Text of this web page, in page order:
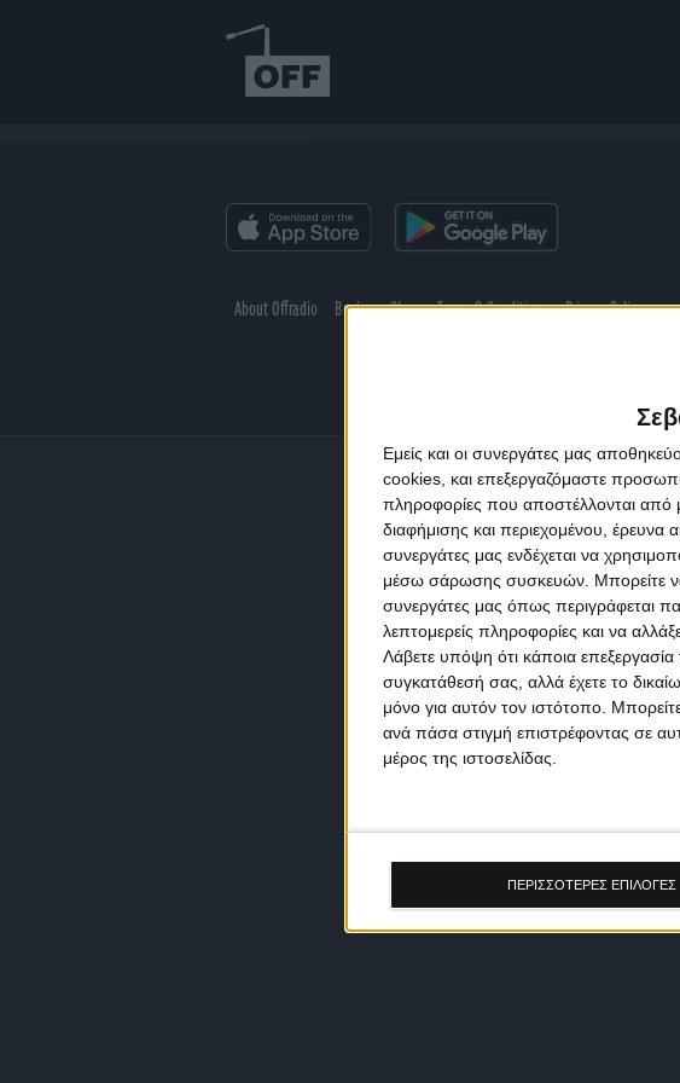
Εμείς και οι συνεργάτες μας
cookies, και επεξεργαζόμαστε
πληροφορίες που αποστέλλονται από
διαφήμισης και περιεχομένου, έρευνα
συνεργάτες μας ενδέχεται να
μέσω σάρωσης συσκευών. Μπορείτε να
συνεργάτες μας όπως περιγράφεται
λεπτομερείς πληροφορίες και να
Λάβετε υπόψη ότι κάποια
συγκατάθεσή σας, αλλά έχετε το
μόνο για αυτόν τον ιστότοπο.
ανά πάσα στιγμή επιστρέφοντας σε
μέρος της ιστοσελίδας.
ΠΕΡΙΣΣΟΤΕΡΕΣ ΕΠΙΛΟΓΕΣ
About Offradio Business Class Terms & Conditions Privacy Policy